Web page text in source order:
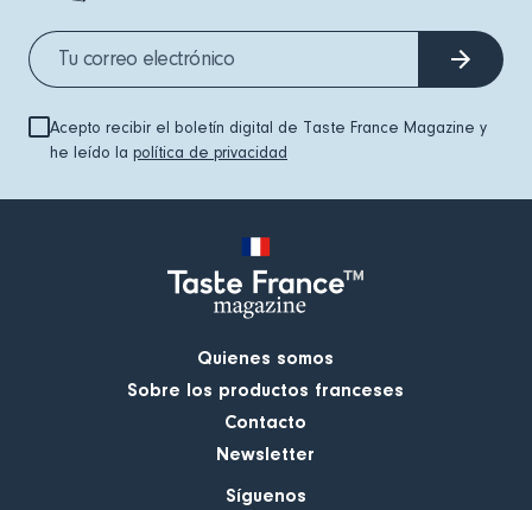
Acepto recibir el boletín digital de Taste France Magazine y
he leído la política de privacidad
Quienes somos
Sobre los productos franceses
Contacto
Newsletter
Síguenos